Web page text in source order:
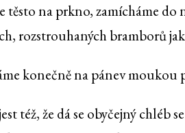
těsto na prkno, zamícháme
rozstrouhaných bramborů
konečně na pánev moukou
též, že dá se obyčejný chléb